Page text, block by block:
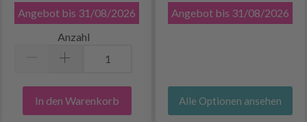
Angebot bis 31/08/2026
Anzahl
In den Warenkorb
Angebot bis 31/08/2026
Alle Optionen ansehen